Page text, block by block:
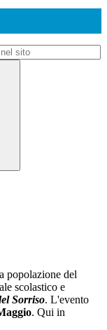
popolazione del
scolastico e
Sorriso. L'evento
. Qui in